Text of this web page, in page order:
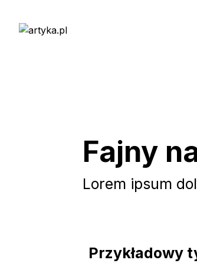
Fajny
Lorem ipsum
Przykładowy